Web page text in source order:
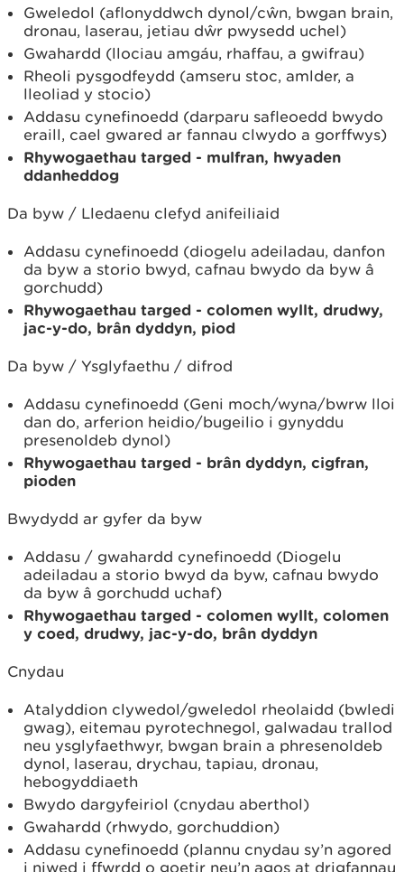
Gweledol (aflonyddwch dynol/cŵn, bwgan brain,
dronau, laserau, jetiau dŵr pwysedd uchel)
Gwahardd (llociau amgáu, rhaffau, a gwifrau)
Rheoli pysgodfeydd (amseru stoc, amlder, a
lleoliad y stocio)
Addasu cynefinoedd (darparu safleoedd bwydo
eraill, cael gwared ar fannau clwydo a gorffwys)
Rhywogaethau targed - mulfran, hwyaden
ddanheddog
Da byw / Lledaenu clefyd anifeiliaid
Addasu cynefinoedd (diogelu adeiladau, danfon
da byw a storio bwyd, cafnau bwydo da byw â
gorchudd)
Rhywogaethau targed - colomen wyllt, drudwy,
jac-y-do, brân dyddyn, piod
Da byw / Ysglyfaethu / difrod
Addasu cynefinoedd (Geni moch/wyna/bwrw lloi
dan do, arferion heidio/bugeilio i gynyddu
presenoldeb dynol)
Rhywogaethau targed - brân dyddyn, cigfran,
pioden
Bwydydd ar gyfer da byw
Addasu / gwahardd cynefinoedd (Diogelu
adeiladau a storio bwyd da byw, cafnau bwydo
da byw â gorchudd uchaf)
Rhywogaethau targed - colomen wyllt, colomen
y coed, drudwy, jac-y-do, brân dyddyn
Cnydau
Atalyddion clywedol/gweledol rheolaidd (bwledi
gwag), eitemau pyrotechnegol, galwadau trallod
neu ysglyfaethwyr, bwgan brain a phresenoldeb
dynol, laserau, drychau, tapiau, dronau,
hebogyddiaeth
Bwydo dargyfeiriol (cnydau aberthol)
Gwahardd (rhwydo, gorchuddion)
Addasu cynefinoedd (plannu cnydau sy’n agored
i niwed i ffwrdd o goetir neu’n agos at drigfannau